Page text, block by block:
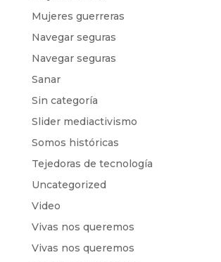
Mujeres guerreras
Navegar seguras
Navegar seguras
Sanar
Sin categoría
Slider mediactivismo
Somos históricas
Tejedoras de tecnología
Uncategorized
Video
Vivas nos queremos
Vivas nos queremos